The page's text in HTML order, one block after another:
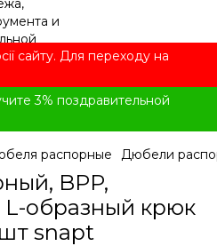
сайту. Для переходу на
3% поздравительной
распорные Дюбели
BPP,
образный крюк
snapt